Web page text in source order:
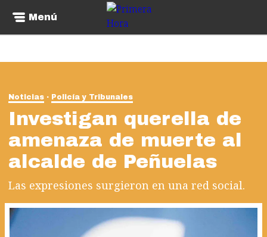
Menú
Noticias Policía y Tribunales
Investigan querella de
amenaza de muerte al
alcalde de Peñuelas
Las expresiones surgieron en una red social.